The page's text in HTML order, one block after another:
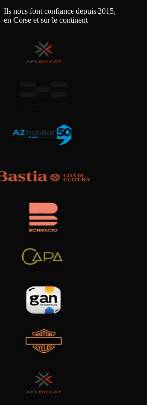
Ils nous font confiance depuis 2015,
en Corse et sur le continent